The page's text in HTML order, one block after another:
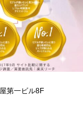
第一ビル8F